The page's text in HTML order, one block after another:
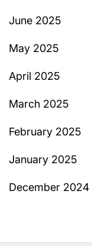
June 2025
May 2025
April 2025
March 2025
February 2025
January 2025
December 2024